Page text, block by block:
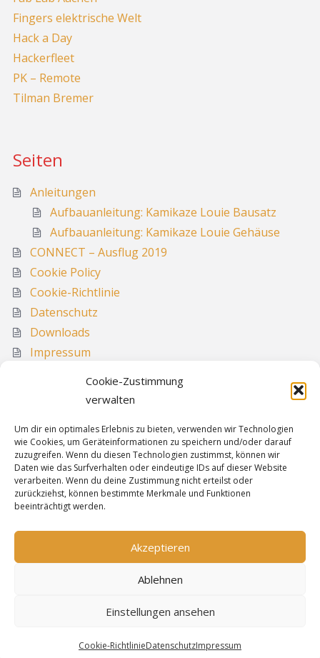
Cookie-Zustimmung
verwalten
Um dir ein optimales Erlebnis zu bieten, verwenden wir Technologien
wie Cookies, um Geräteinformationen zu speichern und/oder darauf
zuzugreifen. Wenn du diesen Technologien zustimmst, können wir
Daten wie das Surfverhalten oder eindeutige IDs auf dieser Website
verarbeiten. Wenn du deine Zustimmung nicht erteilst oder
zurückziehst, können bestimmte Merkmale und Funktionen
beeinträchtigt werden.
Akzeptieren
Ablehnen
Einstellungen ansehen
Cookie-RichtlinieDatenschutzImpressum
Fingers elektrische Welt
Hack a Day
Hackerfleet
PK – Remote
Tilman Bremer
Seiten
Anleitungen
Aufbauanleitung: Kamikaze Louie Bausatz
Aufbauanleitung: Kamikaze Louie Gehäuse
CONNECT – Ausflug 2019
Cookie Policy
Cookie-Richtlinie
Datenschutz
Downloads
Impressum
Informationen
Sitemap
Impressum